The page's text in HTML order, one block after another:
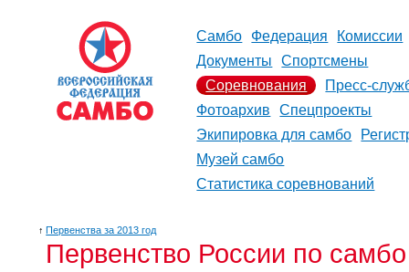
Самбо Федерация
Комиссии
Документы
Спортсмены
Соревнования
Пресс-
Фотоархив
Спецпроекты
Экипировка для самбо
Музей самбо
Статистика соревнований
↑ Первенства за 2013 год
Первенство России по